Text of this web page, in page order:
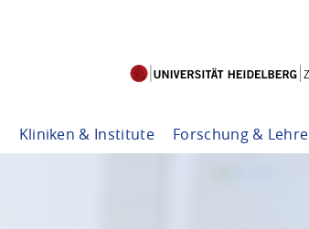
Kliniken & Institute Forschung & Lehre